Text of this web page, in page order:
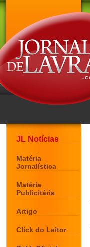
JL Notícias
Matéria
Jornalística
Matéria
Publicitária
Artigo
Click do Leitor